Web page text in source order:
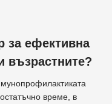
за ефективна
възрастните?
време, в